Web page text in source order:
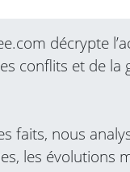
décrypte
conflits et de la
faits, nous
les évolutions